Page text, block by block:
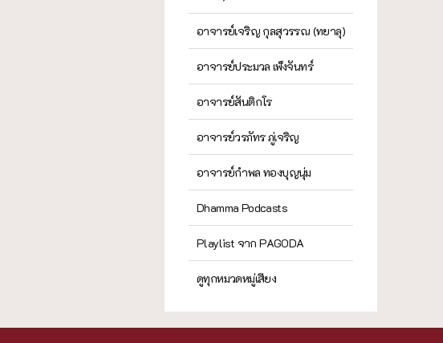
อาจารย์เจริญ กุลสุวรรณ (ทยาลุ)
อาจารย์ประมวล เพ็งจันทร์
อาจารย์สันติกโร
อาจารย์วรภัทร ภู่เจริญ
อาจารย์กำพล ทองบุญนุ่ม
Dhamma Podcasts
Playlist จาก PAGODA
ดูทุกหมวดหมู่เสียง